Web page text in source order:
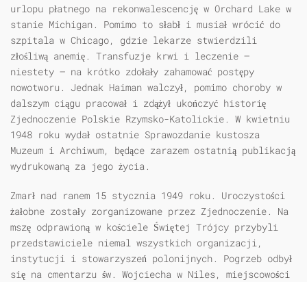
urlopu płatnego na rekonwalescencję w Orchard Lake w
stanie Michigan. Pomimo to słabł i musiał wrócić do
szpitala w Chicago, gdzie lekarze stwierdzili
złośliwą anemię. Transfuzje krwi i leczenie –
niestety – na krótko zdołały zahamować postępy
nowotworu. Jednak Haiman walczył, pomimo choroby w
dalszym ciągu pracował i zdążył ukończyć historię
Zjednoczenie Polskie Rzymsko-Katolickie. W kwietniu
1948 roku wydał ostatnie Sprawozdanie kustosza
Muzeum i Archiwum, będące zarazem ostatnią publikacją
wydrukowaną za jego życia.
Zmarł nad ranem 15 stycznia 1949 roku. Uroczystości
żałobne zostały zorganizowane przez Zjednoczenie. Na
mszę odprawioną w kościele Świętej Trójcy przybyli
przedstawiciele niemal wszystkich organizacji,
instytucji i stowarzyszeń polonijnych. Pogrzeb odbył
się na cmentarzu św. Wojciecha w Niles, miejscowości